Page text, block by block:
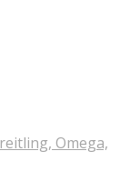
Omega,